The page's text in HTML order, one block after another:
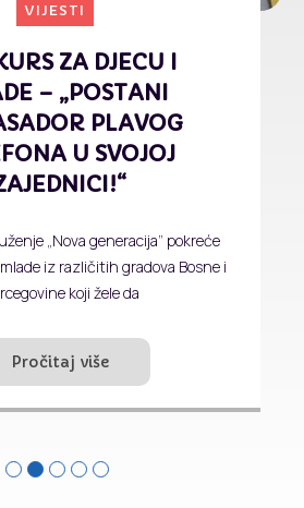
VIJESTI
PLAVOG
USVAJAJU
ZNANJA
održana je edukacija na kojoj
znanja o pružanju
Pročitaj više